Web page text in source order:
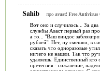
Sahib про avast! Free Antivirus
Вот оно и случилось... За
службы Аваст первый раз
а то... "Ваш виндос
рублей". Нет, ну смешно, в
сказать что одноразовые
ничего не нашли. Так что
удаляешь. Единственный
претензия - сожаление,